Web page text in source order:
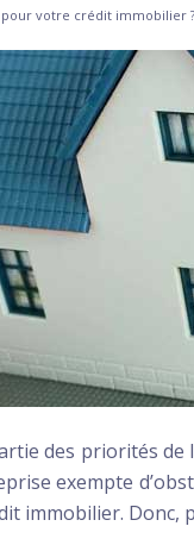
votre crédit immobilier ?
des priorités
exempte
immobilier. Donc,